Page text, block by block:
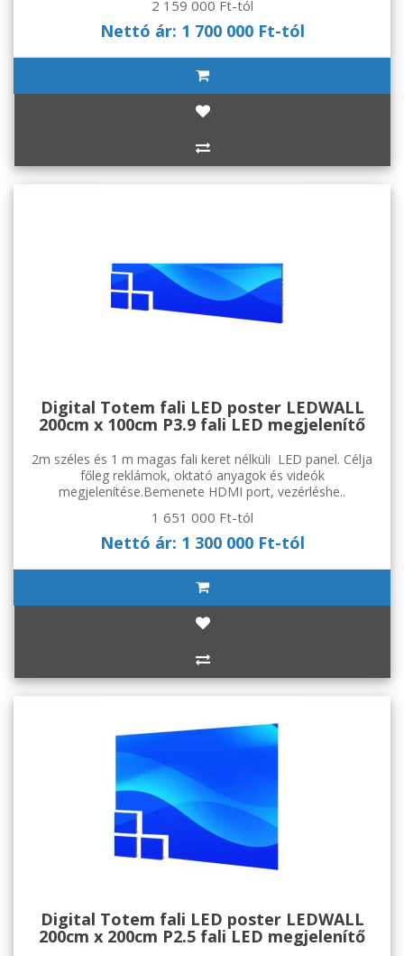
2 159 000 Ft-tól
Nettó ár: 1 700 000 Ft-tól
Digital Totem fali LED poster LEDWALL
200cm x 100cm P3.9 fali LED megjelenítő
2m széles és 1 m magas fali keret nélküli LED panel. Célja
főleg reklámok, oktató anyagok és videók
megjelenítése.Bemenete HDMI port, vezérléshe..
1 651 000 Ft-tól
Nettó ár: 1 300 000 Ft-tól
Digital Totem fali LED poster LEDWALL
200cm x 200cm P2.5 fali LED megjelenítő